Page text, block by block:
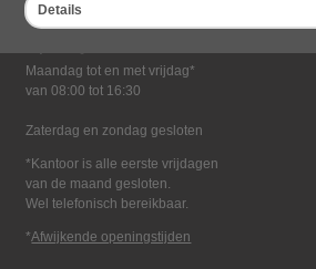
Details
Postbus 2095, 1620 EB Hoorn
Maandag tot en met vrijdag*
van 08:00 tot 16:30
Zaterdag en zondag gesloten
*Kantoor is alle eerste vrijdagen
van de maand gesloten.
Wel telefonisch bereikbaar.
*Afwijkende openingstijden